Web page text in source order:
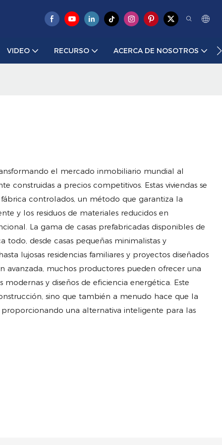
VIDEO RECURSO ACERCA DE NOSOTROS
el mercado inmobiliario mundial al
construidas a precios competitivos. Estas viviendas se
controlados, un método que garantiza la
y los residuos de materiales reducidos en
La gama de casas prefabricadas disponibles de
todo, desde casas pequeñas minimalistas y
lujosas residencias familiares y proyectos diseñados
avanzada, muchos productores pueden ofrecer una
y diseños de eficiencia energética. Este
sino que también a menudo hace que la
proporcionando una alternativa inteligente para las